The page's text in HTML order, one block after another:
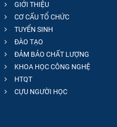
GIỚI THIỆU
CƠ CẤU TỔ CHỨC
TUYỂN SINH
ĐÀO TẠO
ĐẢM BẢO CHẤT LƯỢNG
KHOA HỌC CÔNG NGHỆ
HTQT
CỰU NGƯỜI HỌC